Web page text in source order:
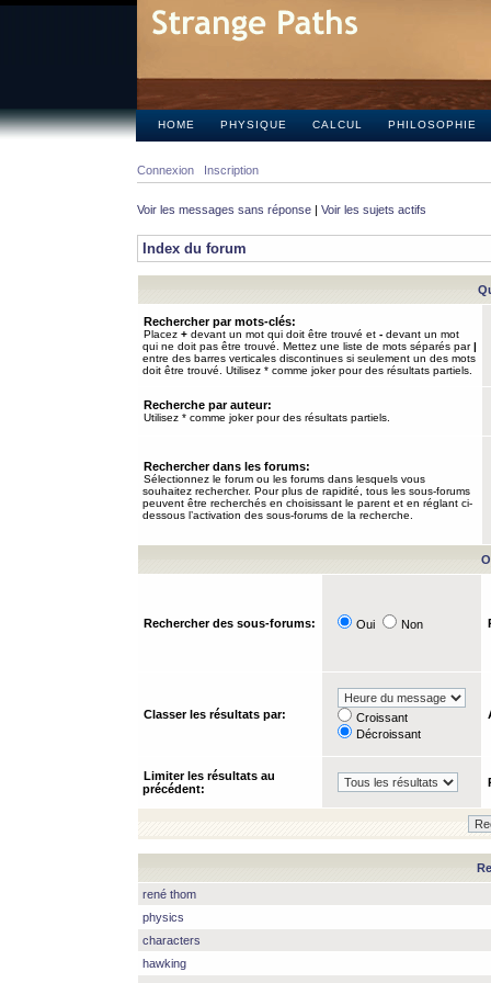
HOME PHYSIQUE CALCUL PHILOSOPHIE
Connexion Inscription
Voir les messages sans réponse | Voir les sujets actifs
Index du forum
Rechercher par mots-clés:
Placez + devant un mot qui doit être trouvé et - devant un mot
qui ne doit pas être trouvé. Mettez une liste de mots séparés par|
entre des barres verticales discontinues si seulement un des mots
doit être trouvé. Utilisez * comme joker pour des résultats partiels.
Recherche par auteur:
Utilisez * comme joker pour des résultats partiels.
Rechercher dans les forums:
Sélectionnez le forum ou les forums dans lesquels vous
souhaitez rechercher. Pour plus de rapidité, tous les sous-forums
peuvent être recherchés en choisissant le parent et en réglant ci-
dessous l’activation des sous-forums de la recherche.
Rechercher des sous-forums: Oui Non
Classer les résultats par:
Croissant
Décroissant
Limiter les résultats au
précédent:
rené thom
physics
characters
hawking